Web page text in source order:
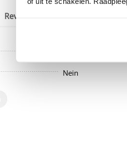
Reviews
Nein